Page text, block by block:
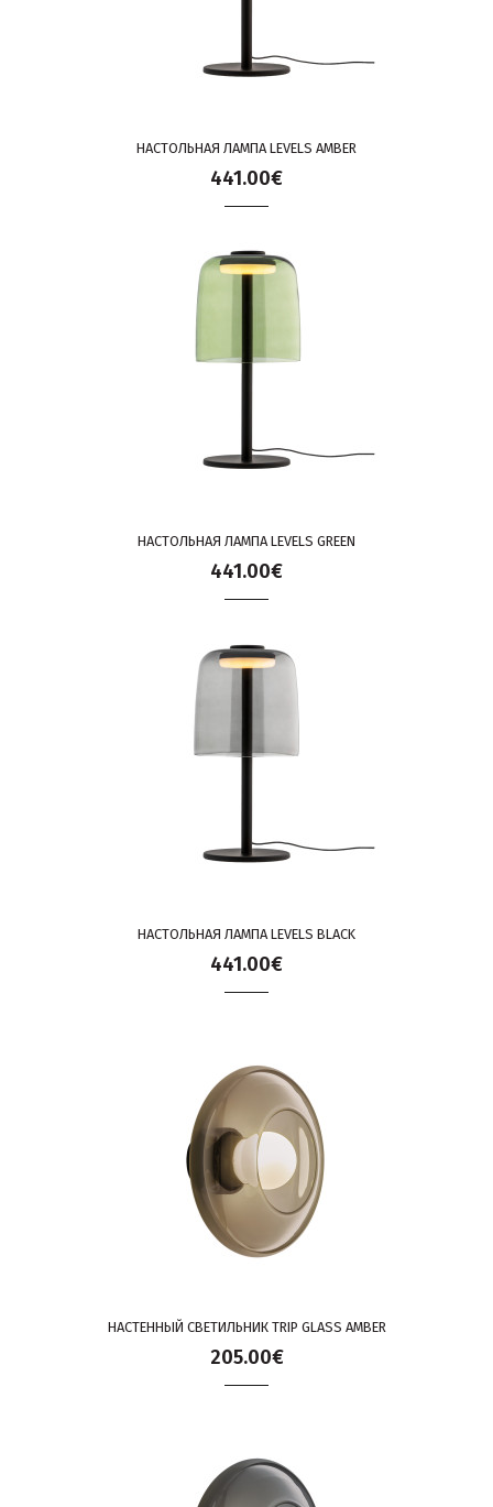
НАСТОЛЬНАЯ ЛАМПА LEVELS AMBER
441.00€
НАСТОЛЬНАЯ ЛАМПА LEVELS GREEN
441.00€
НАСТОЛЬНАЯ ЛАМПА LEVELS BLACK
441.00€
НАСТЕННЫЙ СВЕТИЛЬНИК TRIP GLASS AMBER
205.00€